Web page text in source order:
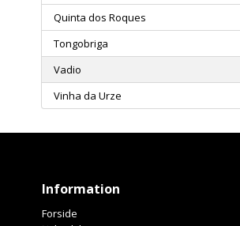
Quinta dos Roques
Tongobriga
Vadio
Vinha da Urze
Information
Forside